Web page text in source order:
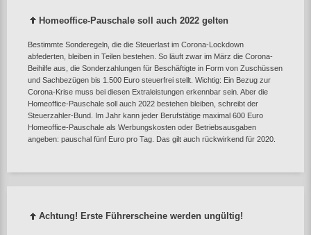
Homeoffice-Pauschale soll auch 2022 gelten
Bestimmte Sonderegeln, die die Steuerlast im Corona-Lockdown
abfederten, bleiben in Teilen bestehen. So läuft zwar im März die Corona-
Beihilfe aus, die Sonderzahlungen für Beschäftigte in Form von Zuschüssen
und Sachbezügen bis 1.500 Euro steuerfrei stellt. Wichtig: Ein Bezug zur
Corona-Krise muss bei diesen Extraleistungen erkennbar sein. Aber die
Homeoffice-Pauschale soll auch 2022 bestehen bleiben, schreibt der
Steuerzahler-Bund. Im Jahr kann jeder Berufstätige maximal 600 Euro
Homeoffice-Pauschale als Werbungskosten oder Betriebsausgaben
angeben: pauschal fünf Euro pro Tag. Das gilt auch rückwirkend für 2020.
Achtung! Erste Führerscheine werden ungültig!